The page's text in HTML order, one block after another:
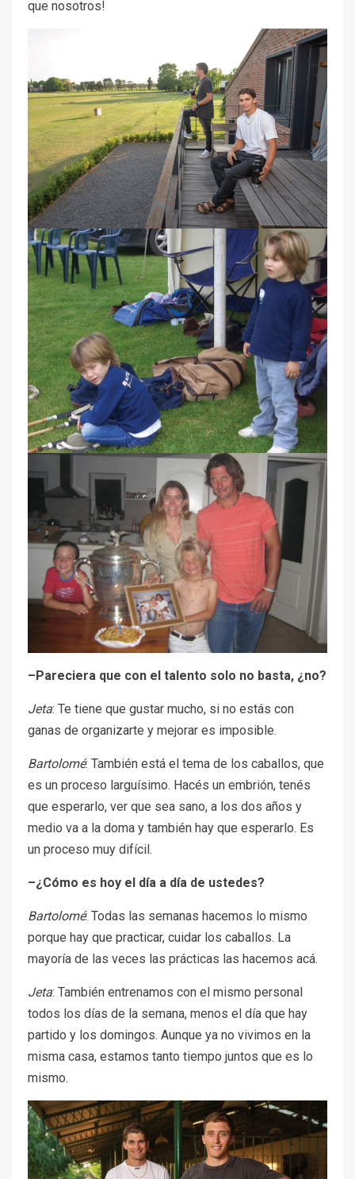
que nosotros!
–Pareciera que con el talento solo no basta, ¿no?
Jeta: Te tiene que gustar mucho, si no estás con
ganas de organizarte y mejorar es imposible.
Bartolomé: También está el tema de los caballos, que
es un proceso larguísimo. Hacés un embrión, tenés
que esperarlo, ver que sea sano, a los dos años y
medio va a la doma y también hay que esperarlo. Es
un proceso muy difícil.
–¿Cómo es hoy el día a día de ustedes?
Bartolomé: Todas las semanas hacemos lo mismo
porque hay que practicar, cuidar los caballos. La
mayoría de las veces las prácticas las hacemos acá.
Jeta: También entrenamos con el mismo personal
todos los días de la semana, menos el día que hay
partido y los domingos. Aunque ya no vivimos en la
misma casa, estamos tanto tiempo juntos que es lo
mismo.